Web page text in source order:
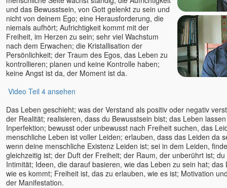
Narada
Neeru
Niina
Nisargadatta
Nishkàma
Nishta
Nukunu
Olena
Osho
Padma u. Torsten
Papaji
Pari u. Satyaa
Philipp
Paul Smit
und das Bewusstsein, von Gott gelenkt zu sein und
nicht von deinem Ego; eine Herausforderung, die
niemals aufhört; Aufrichtigkeit kommt mit der
Freiheit, im Herzen zu sein; sehr viel Wachstum
nach dem Erwachen; die Kristallisation der
Persönlichkeit; der Traum des Egos, das Leben zu
kontrollieren; planen und keine Kontrolle haben;
keine Angst ist da, der Moment ist da.
Video Teil 4 ansehen
Das Leben geschieht; was der Verstand als positiv oder negativ
der Realität; realisieren, dass du Bewusstsein bist; das Leben
Inperfektion; bewusst oder unbewusst nach Freiheit suchen, das
menschliche Leben ist voller Leiden; erlauben, dass das Leiden da
wenn deine menschliche Existenz Leiden ist; sei in dem Leiden,
gleichzeitig ist; der Duft der Freiheit; der Raum, der unberührt ist;
Intimität; Ideen, die darauf basieren, wie das Leben zu sein hat; das
wie es kommt; Freiheit ist, das zu erlauben, wie es ist; Motivation
der Manifestation.